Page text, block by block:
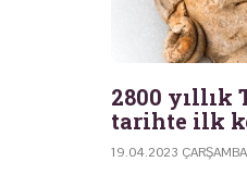
2800 yıllık
tarihte ilk
19.04.2023